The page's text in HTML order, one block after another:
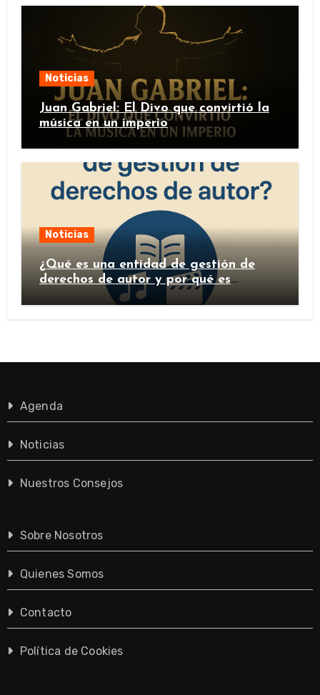
Noticias
Juan Gabriel: El Divo que convirtió la
música en un imperio
Noticias
¿Qué es una entidad de gestión de
derechos de autor y por qué es
importante?
Agenda
Noticias
Nuestros Consejos
Sobre Nosotros
Quienes Somos
Contacto
Política de Cookies